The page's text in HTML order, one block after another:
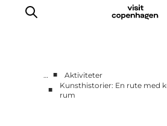
This is Copenhagen
… ■
Aktiviteter
■
Kunsthistorier: En rute med
rum